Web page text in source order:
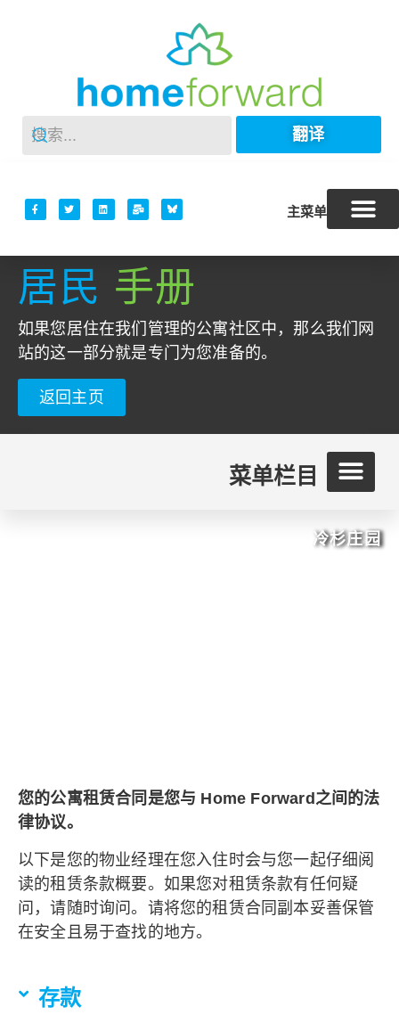
翻译
主菜单
居民 手册
如果您居住在我们管理的公寓社区中，那么我们网
站的这一部分就是专门为您准备的。
返回主页
菜单栏目
您的公寓租赁合同是您与 Home Forward之间的法
律协议。
以下是您的物业经理在您入住时会与您一起仔细阅
读的租赁条款概要。如果您对租赁条款有任何疑
问，请随时询问。请将您的租赁合同副本妥善保管
在安全且易于查找的地方。
冷杉庄园
存款